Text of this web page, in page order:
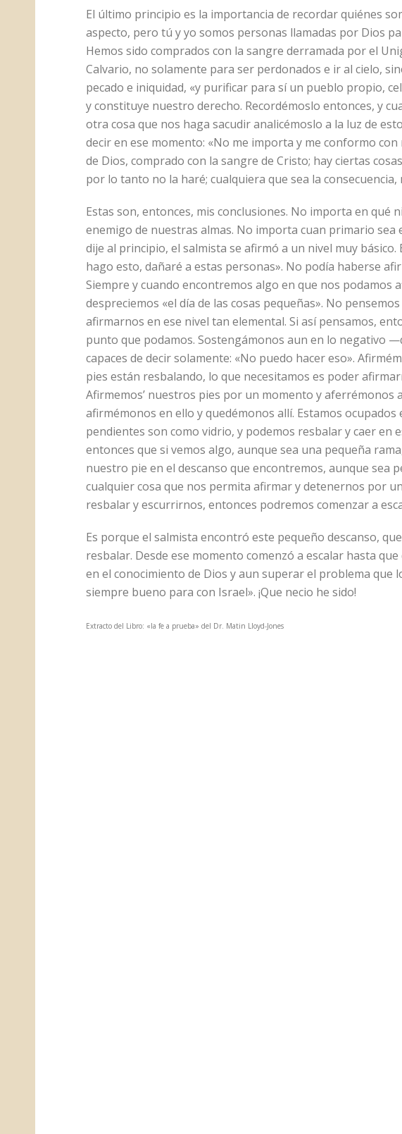
El último principio es la importancia de recordar quiénes
aspecto, pero tú y yo somos personas llamadas por Dios
Hemos sido comprados con la sangre derramada por el
Calvario, no solamente para ser perdonados e ir al cielo,
pecado e iniquidad, «y purificar para sí un pueblo propio,
y constituye nuestro derecho. Recordémoslo entonces, y
otra cosa que nos haga sacudir analicémoslo a la luz de
decir en ese momento: «No me importa y me conformo
de Dios, comprado con la sangre de Cristo; hay ciertas
por lo tanto no la haré; cualquiera que sea la consecuencia,
Estas son, entonces, mis conclusiones. No importa en qué
enemigo de nuestras almas. No importa cuan primario sea
dije al principio, el salmista se afirmó a un nivel muy
hago esto, dañaré a estas personas». No podía haberse
Siempre y cuando encontremos algo en que nos podamos
despreciemos «el día de las cosas pequeñas». No
afirmarnos en ese nivel tan elemental. Si así pensamos,
punto que podamos. Sostengámonos aun en lo negativo
capaces de decir solamente: «No puedo hacer eso».
pies están resbalando, lo que necesitamos es poder
Afirmemos’ nuestros pies por un momento y aferrémonos
afirmémonos en ello y quedémonos allí. Estamos
pendientes son como vidrio, y podemos resbalar y caer
entonces que si vemos algo, aunque sea una pequeña
nuestro pie en el descanso que encontremos, aunque sea
cualquier cosa que nos permita afirmar y detenernos por
resbalar y escurrirnos, entonces podremos comenzar a
Es porque el salmista encontró este pequeño descanso,
resbalar. Desde ese momento comenzó a escalar hasta
en el conocimiento de Dios y aun superar el problema que
siempre bueno para con Israel». ¡Que necio he sido!
Extracto del Libro: «la fe a prueba» del Dr. Matin Lloyd-Jones